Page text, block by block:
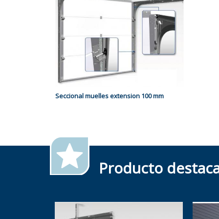
Seccional muelles extension 100 mm
Producto